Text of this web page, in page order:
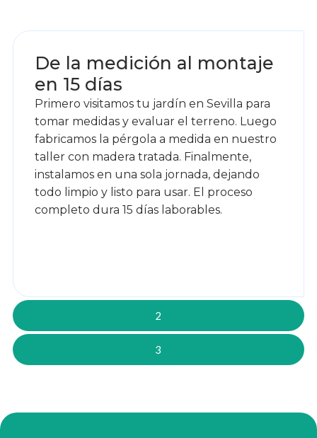
2
3
De la medición al montaje
en 15 días
Primero visitamos tu jardín en Sevilla para
tomar medidas y evaluar el terreno. Luego
fabricamos la pérgola a medida en nuestro
taller con madera tratada. Finalmente,
instalamos en una sola jornada, dejando
todo limpio y listo para usar. El proceso
completo dura 15 días laborables.